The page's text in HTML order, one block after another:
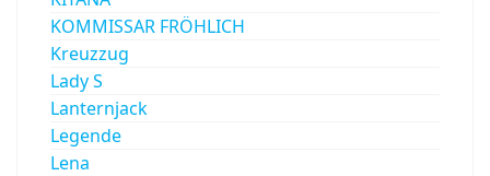
KOMMISSAR FRÖHLICH
Kreuzzug
Lady S
Lanternjack
Legende
Lena